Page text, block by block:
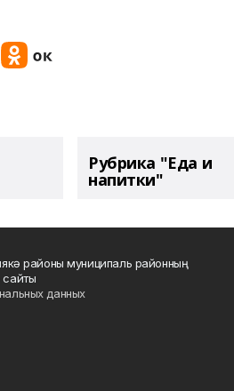
Рубрика "Еда и
напитки"
районы муниципаль районның
данных